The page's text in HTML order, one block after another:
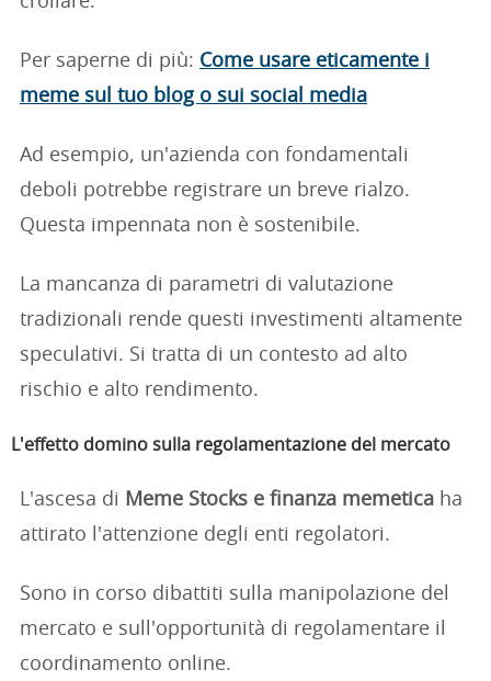
Per saperne di più: Come usare eticamente i
meme sul tuo blog o sui social media
Ad esempio, un'azienda con fondamentali
deboli potrebbe registrare un breve rialzo.
Questa impennata non è sostenibile.
La mancanza di parametri di valutazione
tradizionali rende questi investimenti altamente
speculativi. Si tratta di un contesto ad alto
rischio e alto rendimento.
L'effetto domino sulla regolamentazione del mercato
L'ascesa di Meme Stocks e finanza memetica ha
attirato l'attenzione degli enti regolatori.
Sono in corso dibattiti sulla manipolazione del
mercato e sull'opportunità di regolamentare il
coordinamento online.